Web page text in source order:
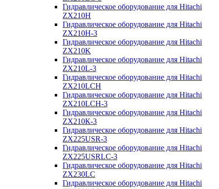
Гидравлическое оборудование для Hitachi
ZX210H
Гидравлическое оборудование для Hitachi
ZX210H-3
Гидравлическое оборудование для Hitachi
ZX210K
Гидравлическое оборудование для Hitachi
ZX210L-3
Гидравлическое оборудование для Hitachi
ZX210LCH
Гидравлическое оборудование для Hitachi
ZX210LCH-3
Гидравлическое оборудование для Hitachi
ZX210К-3
Гидравлическое оборудование для Hitachi
ZX225USR-3
Гидравлическое оборудование для Hitachi
ZX225USRLC-3
Гидравлическое оборудование для Hitachi
ZX230LC
Гидравлическое оборудование для Hitachi